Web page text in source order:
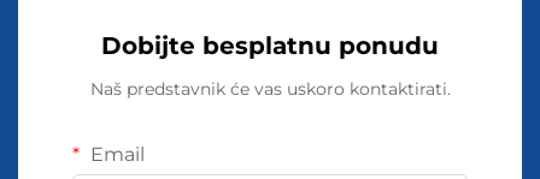
Dobijte besplatnu ponudu
Naš predstavnik će vas uskoro kontaktirati.
Email